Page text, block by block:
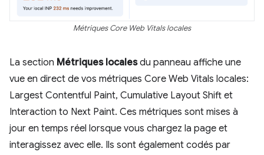
Métriques Core Web Vitals locales
La section Métriques localesdu panneau affiche une
vue en direct de vos métriques Core Web Vitals locales:
Largest Contentful Paint, Cumulative Layout Shift et
Interaction to Next Paint. Ces métriques sont mises à
jour en temps réel lorsque vous chargez la page et
interagissez avec elle. Ils sont également codés par